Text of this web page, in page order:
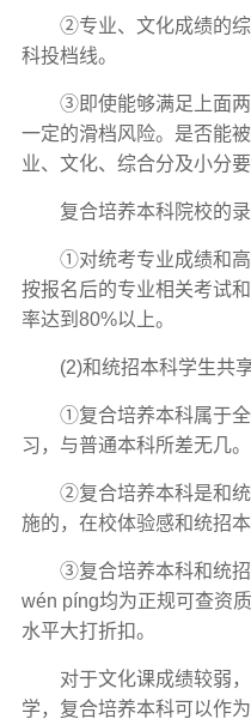
②专业、文化成绩的
科投档线。
③即使能够满足上面
一定的滑档风险。是否能
业、文化、综合分及小分
复合培养本科院校的
①对统考专业成绩和
按报名后的专业相关考试
率达到80%以上。
(2)和统招本科学生共
①复合培养本科属于
习，与普通本科所差无几。
②复合培养本科是和
施的，在校体验感和统招
③复合培养本科和统
wén píng均为正规可查资
水平大打折扣。
对于文化课成绩较弱
学，复合培养本科可以作